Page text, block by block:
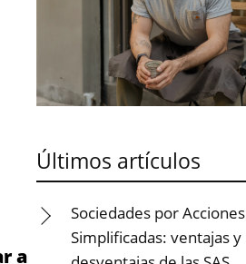
a
Últimos artículos
Sociedades por Acciones
Simplificadas: ventajas y